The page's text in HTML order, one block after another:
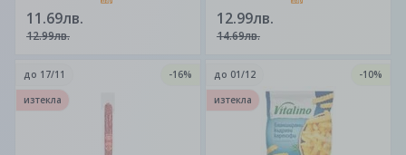
11.69лв.
12.99лв.
12.99лв.
14.69лв.
до 17/11
-16%
изтекла
до 01/12
-10%
изтекла